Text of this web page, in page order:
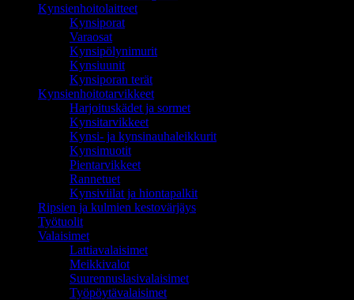
Kynsienhoitolaitteet
Kynsiporat
Varaosat
Kynsipölynimurit
Kynsiuunit
Kynsiporan terät
Kynsienhoitotarvikkeet
Harjoituskädet ja sormet
Kynsitarvikkeet
Kynsi- ja kynsinauhaleikkurit
Kynsimuotit
Pientarvikkeet
Rannetuet
Kynsiviilat ja hiontapalkit
Ripsien ja kulmien kestovärjäys
Työtuolit
Valaisimet
Lattiavalaisimet
Meikkivalot
Suurennuslasivalaisimet
Työpöytävalaisimet